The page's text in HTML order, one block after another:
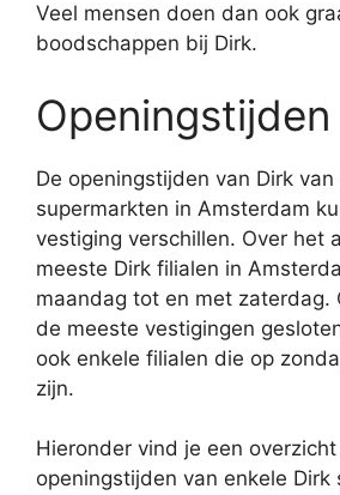
Veel mensen doen dan ook
boodschappen bij Dirk.
Openingstijden
De openingstijden van Dirk
supermarkten in Amsterdam
vestiging verschillen. Over het
meeste Dirk filialen in
maandag tot en met zaterdag.
de meeste vestigingen
ook enkele filialen die op
zijn.
Hieronder vind je een
openingstijden van enkele Dirk